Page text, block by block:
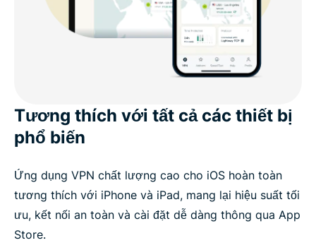
Tương thích với tất cả các thiết bị
phổ biến
Ứng dụng VPN chất lượng cao cho iOS hoàn toàn
tương thích với iPhone và iPad, mang lại hiệu suất tối
ưu, kết nối an toàn và cài đặt dễ dàng thông qua App
Store.